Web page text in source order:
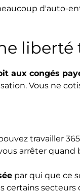
d'auto-
liberté
aux congés
Vous ne
travailler
arrêter quand
par qui que ce
secteurs